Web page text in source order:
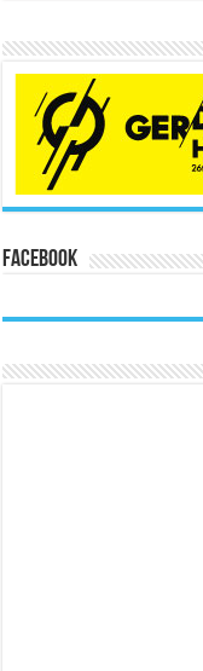
Facebook